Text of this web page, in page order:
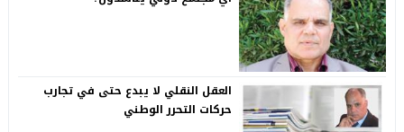
العقل النقلي لا يبدع حتى في تجارب
حركات التحرر الوطني